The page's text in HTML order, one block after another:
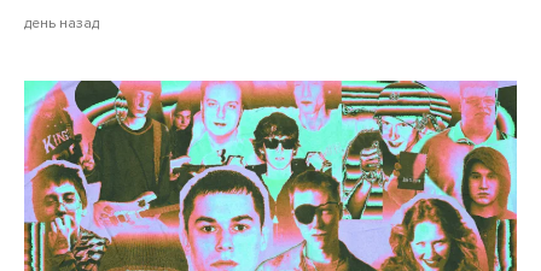
день назад